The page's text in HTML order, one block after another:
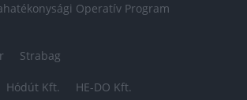
Operatív Program
Strabag
Hódút Kft. HE-DO Kft.